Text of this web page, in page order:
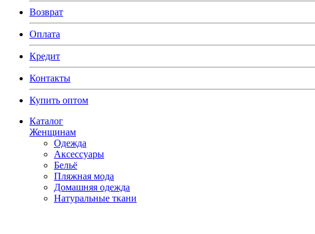
Возврат
Оплата
Кредит
Контакты
Купить оптом
Каталог
Женщинам
Одежда
Аксессуары
Бельё
Пляжная мода
Домашняя одежда
Натуральные ткани